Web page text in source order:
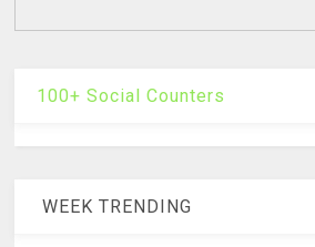
100+ Social Counters
WEEK TRENDING